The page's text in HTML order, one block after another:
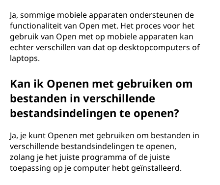
Ja, sommige mobiele apparaten ondersteunen de
functionaliteit van Open met. Het proces voor het
gebruik van Open met op mobiele apparaten kan
echter verschillen van dat op desktopcomputers of
laptops.
Kan ik Openen met gebruiken om
bestanden in verschillende
bestandsindelingen te openen?
Ja, je kunt Openen met gebruiken om bestanden in
verschillende bestandsindelingen te openen,
zolang je het juiste programma of de juiste
toepassing op je computer hebt geïnstalleerd.